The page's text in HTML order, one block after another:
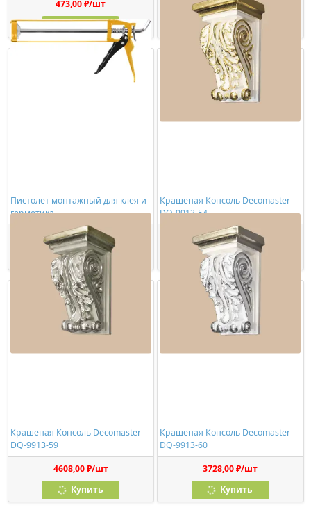
473,00 ₽/шт
Купить
1150,00 ₽/шт
Купить
Пистолет монтажный для клея и
герметика
278,00 ₽/шт
Купить
Крашеная Консоль Decomaster
DQ-9913-54
3728,00 ₽/шт
Купить
Крашеная Консоль Decomaster
DQ-9913-59
4608,00 ₽/шт
Купить
Крашеная Консоль Decomaster
DQ-9913-60
3728,00 ₽/шт
Купить